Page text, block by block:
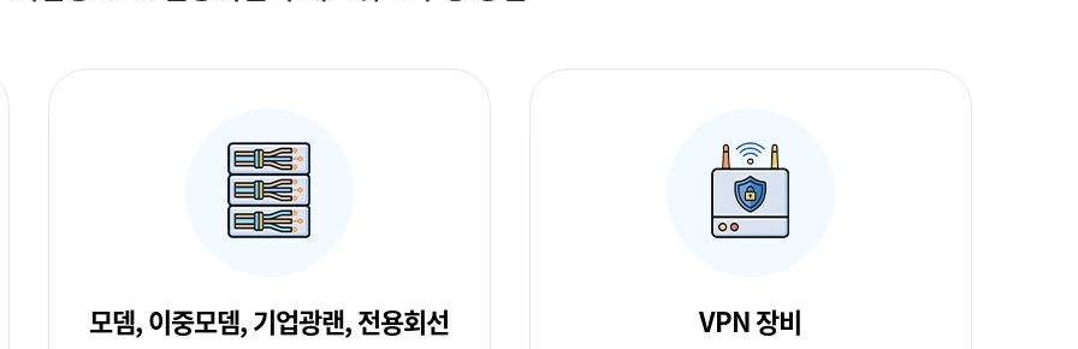
모뎀, 이중모뎀, 기업광랜, 전용회선
VPN 장비